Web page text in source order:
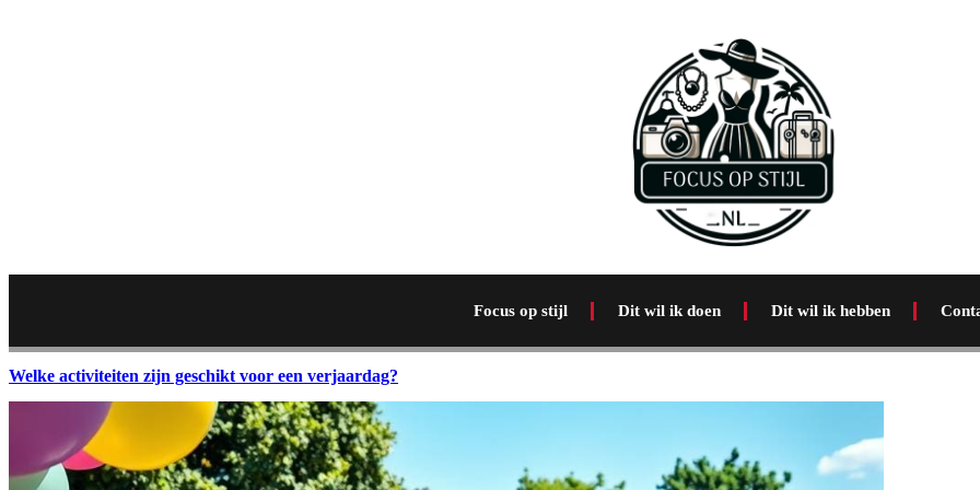
Focus op stijl Dit wil ik doen Dit wil ik hebben
Welke activiteiten zijn geschikt voor een verjaardag?